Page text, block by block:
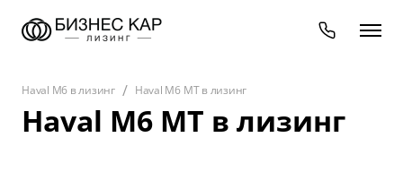
Haval M6 в лизинг Haval M6 MT в лизинг
Haval M6 MT в лизинг